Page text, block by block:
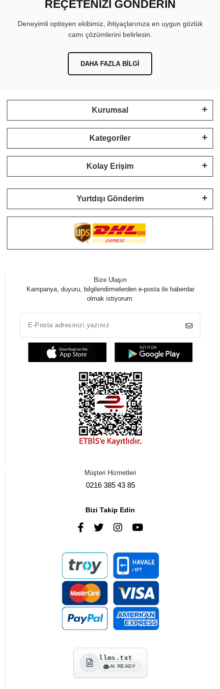
REÇETENİZİ GÖNDERİN
Deneyimli optisyen ekibimiz, ihtiyaçlarınıza en uygun gözlük
camı çözümlerini belirlesin.
DAHA FAZLA BILGI
Kurumsal
Kategoriler
Kolay Erişim
Yurtdışı Gönderim
Bize Ulaşın
Kampanya, duyuru, bilgilendirmelerden e-posta ile haberdar
olmak istiyorum.
Müşteri Hizmetleri
0216 385 43 85
Bizi Takip Edin
llms.txt
AI READY